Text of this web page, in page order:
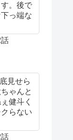
。後で
っ端な
見せら
ゃんと
健斗く
らない